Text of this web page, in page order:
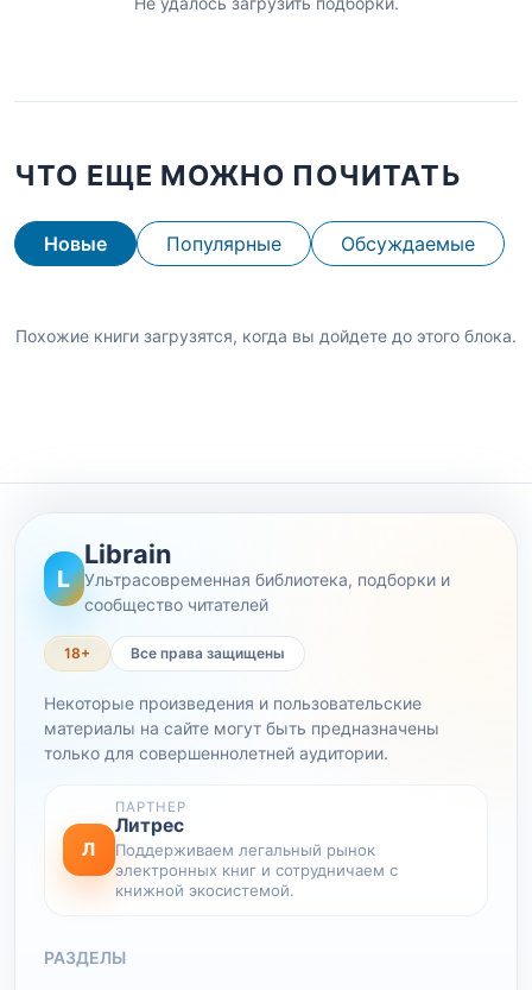
ЧТО ЕЩЕ МОЖНО ПОЧИТАТЬ
Новые Популярные Обсуждаемые
Похожие книги загрузятся, когда вы дойдете до этого блока.
L
Librain
Ультрасовременная библиотека, подборки и
сообщество читателей
18+ Все права защищены
Некоторые произведения и пользовательские
материалы на сайте могут быть предназначены
только для совершеннолетней аудитории.
Л
ПАРТНЕР
Литрес
Поддерживаем легальный рынок
электронных книг и сотрудничаем с
книжной экосистемой.
РАЗДЕЛЫ